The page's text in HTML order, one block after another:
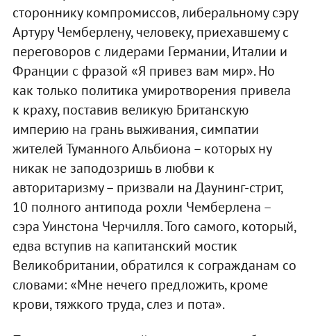
стороннику компромиссов, либеральному сэру
Артуру Чемберлену, человеку, приехавшему с
переговоров с лидерами Германии, Италии и
Франции с фразой «Я привез вам мир». Но
как только политика умиротворения привела
к краху, поставив великую Британскую
империю на грань выживания, симпатии
жителей Туманного Альбиона – которых ну
никак не заподозришь в любви к
авторитаризму – призвали на Даунинг-стрит,
10 полного антипода рохли Чемберлена –
сэра Уинстона Черчилля. Того самого, который,
едва вступив на капитанский мостик
Великобритании, обратился к согражданам со
словами: «Мне нечего предложить, кроме
крови, тяжкого труда, слез и пота».